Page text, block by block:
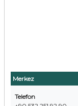
Merkez
Telefon